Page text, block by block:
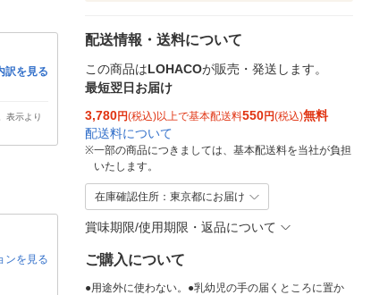
訳を見る
表示より
ンを見る
配送情報・送料について
この商品はLOHACOが販売・発送します。
最短翌日お届け
3,780円(税込)以上で基本配送料550円(税込)無料
配送料について
※一部の商品につきましては、基本配送料を当社が負担
いたします。
在庫確認住所：東京都にお届け
賞味期限/使用期限・返品について
ご購入について
●用途外に使わない。●乳幼児の手の届くところに置か